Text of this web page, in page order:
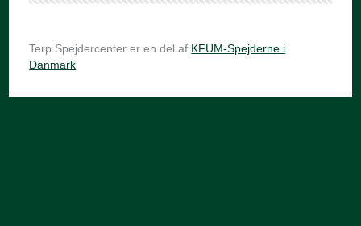
Terp Spejdercenter er en del af KFUM-Spejderne i
Danmark